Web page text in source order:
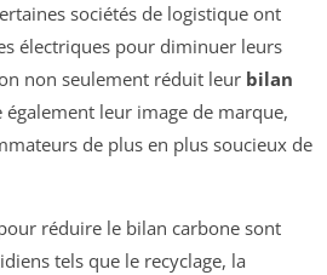
sociétés de logistique ont
électriques pour diminuer leurs
non seulement réduit leur bilan
également leur image de marque,
de plus en plus soucieux de
réduire le bilan carbone sont
tels que le recyclage, la